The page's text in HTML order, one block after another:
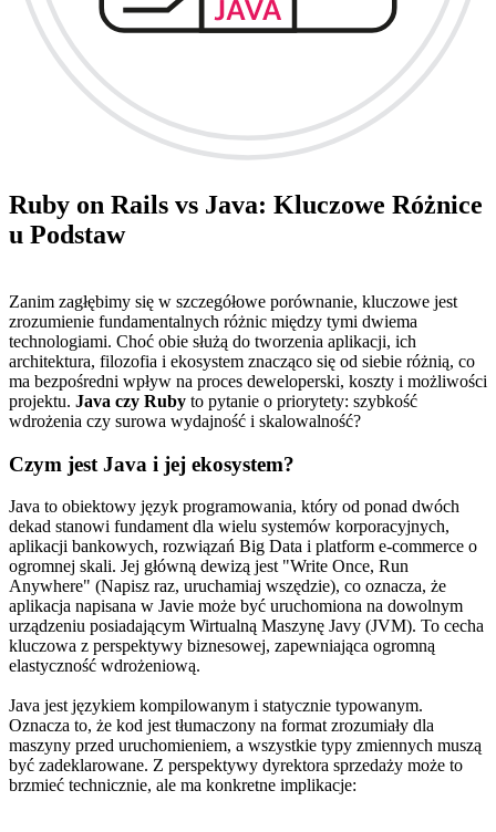
Ruby on Rails vs Java: Kluczowe Różnice
u Podstaw
Zanim zagłębimy się w szczegółowe porównanie, kluczowe jest
zrozumienie fundamentalnych różnic między tymi dwiema
technologiami. Choć obie służą do tworzenia aplikacji, ich
architektura, filozofia i ekosystem znacząco się od siebie różnią, co
ma bezpośredni wpływ na proces deweloperski, koszty i możliwości
projektu. Java czy Ruby to pytanie o priorytety: szybkość
wdrożenia czy surowa wydajność i skalowalność?
Czym jest Java i jej ekosystem?
Java to obiektowy język programowania, który od ponad dwóch
dekad stanowi fundament dla wielu systemów korporacyjnych,
aplikacji bankowych, rozwiązań Big Data i platform e-commerce o
ogromnej skali. Jej główną dewizą jest "Write Once, Run
Anywhere" (Napisz raz, uruchamiaj wszędzie), co oznacza, że
aplikacja napisana w Javie może być uruchomiona na dowolnym
urządzeniu posiadającym Wirtualną Maszynę Javy (JVM). To cecha
kluczowa z perspektywy biznesowej, zapewniająca ogromną
elastyczność wdrożeniową.
Java jest językiem kompilowanym i statycznie typowanym.
Oznacza to, że kod jest tłumaczony na format zrozumiały dla
maszyny przed uruchomieniem, a wszystkie typy zmiennych muszą
być zadeklarowane. Z perspektywy dyrektora sprzedaży może to
brzmieć technicznie, ale ma konkretne implikacje: